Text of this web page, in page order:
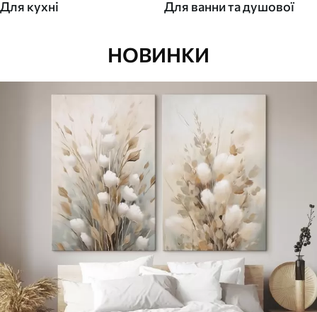
Для кухні Для ванни та душової
НОВИНКИ